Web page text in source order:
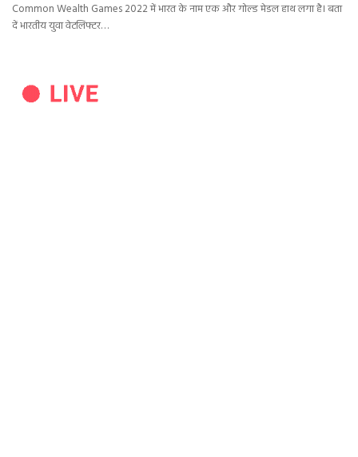
Common Wealth Games 2022 में भारत के नाम एक और गोल्ड मेडल हाथ लगा है। बता
दें भारतीय युवा वेटलिफ्टर…